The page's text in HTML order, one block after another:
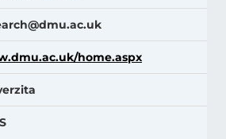
home.aspx